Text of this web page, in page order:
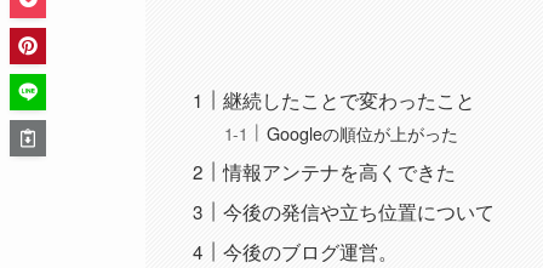
継続したことで変わったこと
Googleの順位が上がった
情報アンテナを高くできた
今後の発信や立ち位置について
今後のブログ運営。